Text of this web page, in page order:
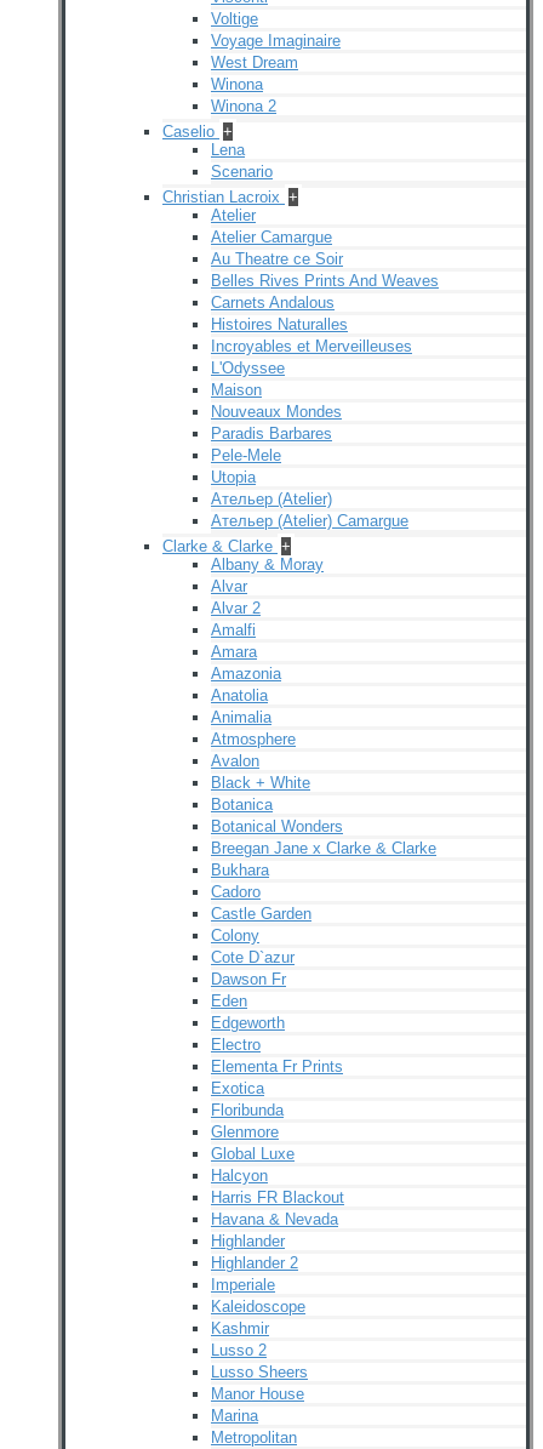
Voltige
Voyage Imaginaire
West Dream
Winona
Winona 2
Caselio +
Lena
Scenario
Christian Lacroix +
Atelier
Atelier Camargue
Au Theatre ce Soir
Belles Rives Prints And Weaves
Carnets Andalous
Histoires Naturalles
Incroyables et Merveilleuses
L'Odyssee
Maison
Nouveaux Mondes
Paradis Barbares
Pele-Mele
Utopia
Ательер (Atelier)
Ательер (Atelier) Camargue
Clarke & Clarke +
Albany & Moray
Alvar
Alvar 2
Amalfi
Amara
Amazonia
Anatolia
Animalia
Atmosphere
Avalon
Black + White
Botanica
Botanical Wonders
Breegan Jane x Clarke & Clarke
Bukhara
Cadoro
Castle Garden
Colony
Cote D`azur
Dawson Fr
Eden
Edgeworth
Electro
Elementa Fr Prints
Exotica
Floribunda
Glenmore
Global Luxe
Halcyon
Harris FR Blackout
Havana & Nevada
Highlander
Highlander 2
Imperiale
Kaleidoscope
Kashmir
Lusso 2
Lusso Sheers
Manor House
Marina
Metropolitan